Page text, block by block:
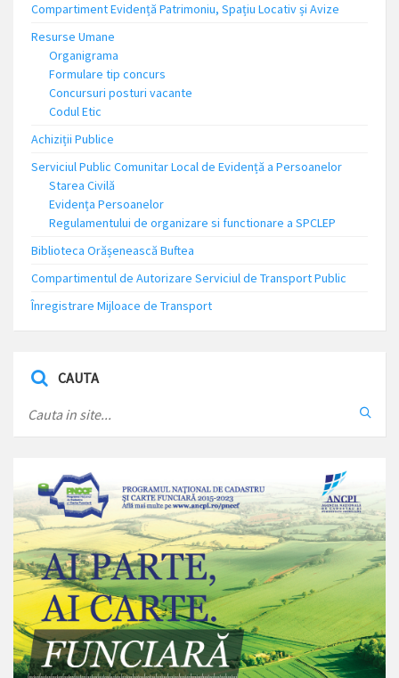
Compartiment Evidență Patrimoniu, Spațiu Locativ și Avize
Resurse Umane
Organigrama
Formulare tip concurs
Concursuri posturi vacante
Codul Etic
Achiziții Publice
Serviciul Public Comunitar Local de Evidență a Persoanelor
Starea Civilă
Evidența Persoanelor
Regulamentului de organizare si functionare a SPCLEP
Biblioteca Orășenească Buftea
Compartimentul de Autorizare Serviciul de Transport Public
Înregistrare Mijloace de Transport
CAUTA